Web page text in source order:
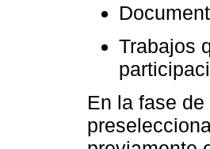
Trabajos
En la fase